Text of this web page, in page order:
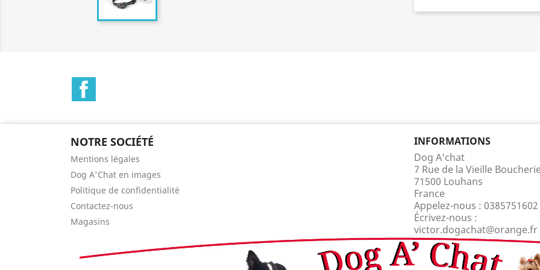
NOTRE SOCIÉTÉ
Mentions légales
Dog A'Chat en images
Politique de confidentialité
Contactez-nous
Magasins
INFORMATIONS
Dog A'chat
7 Rue de la Vieille
71500 Louhans
France
Appelez-nous : 0385751602
Écrivez-nous :
victor.dogachat@orange.fr